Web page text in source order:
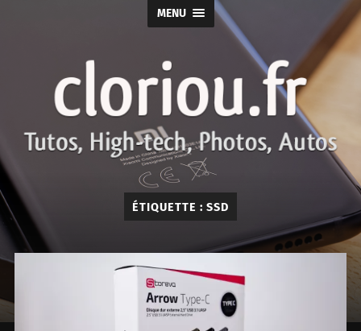
MENU
cloriou.fr
ÉTIQUETTE : SSD